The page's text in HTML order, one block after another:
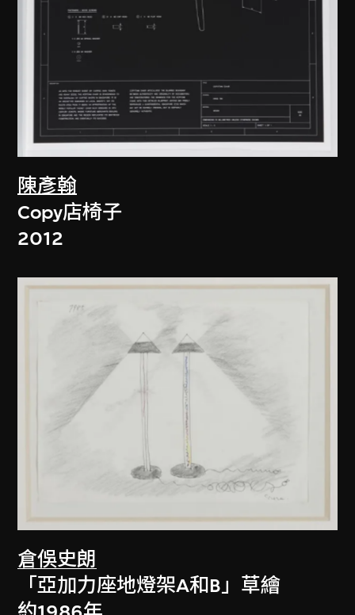
陳彥翰
Copy店椅子
2012
倉俁史朗
「亞加力座地燈架A和B」草繪